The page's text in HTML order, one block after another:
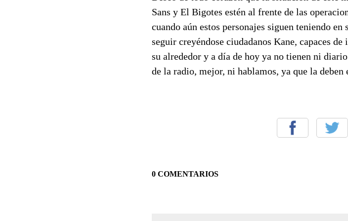
Sans y El Bigotes estén al frente de las
cuando aún estos personajes siguen teniendo
seguir creyéndose ciudadanos Kane, capaces
su alrededor y a día de hoy ya no tienen ni
de la radio, mejor, ni hablamos, ya que la deben
0 COMENTARIOS